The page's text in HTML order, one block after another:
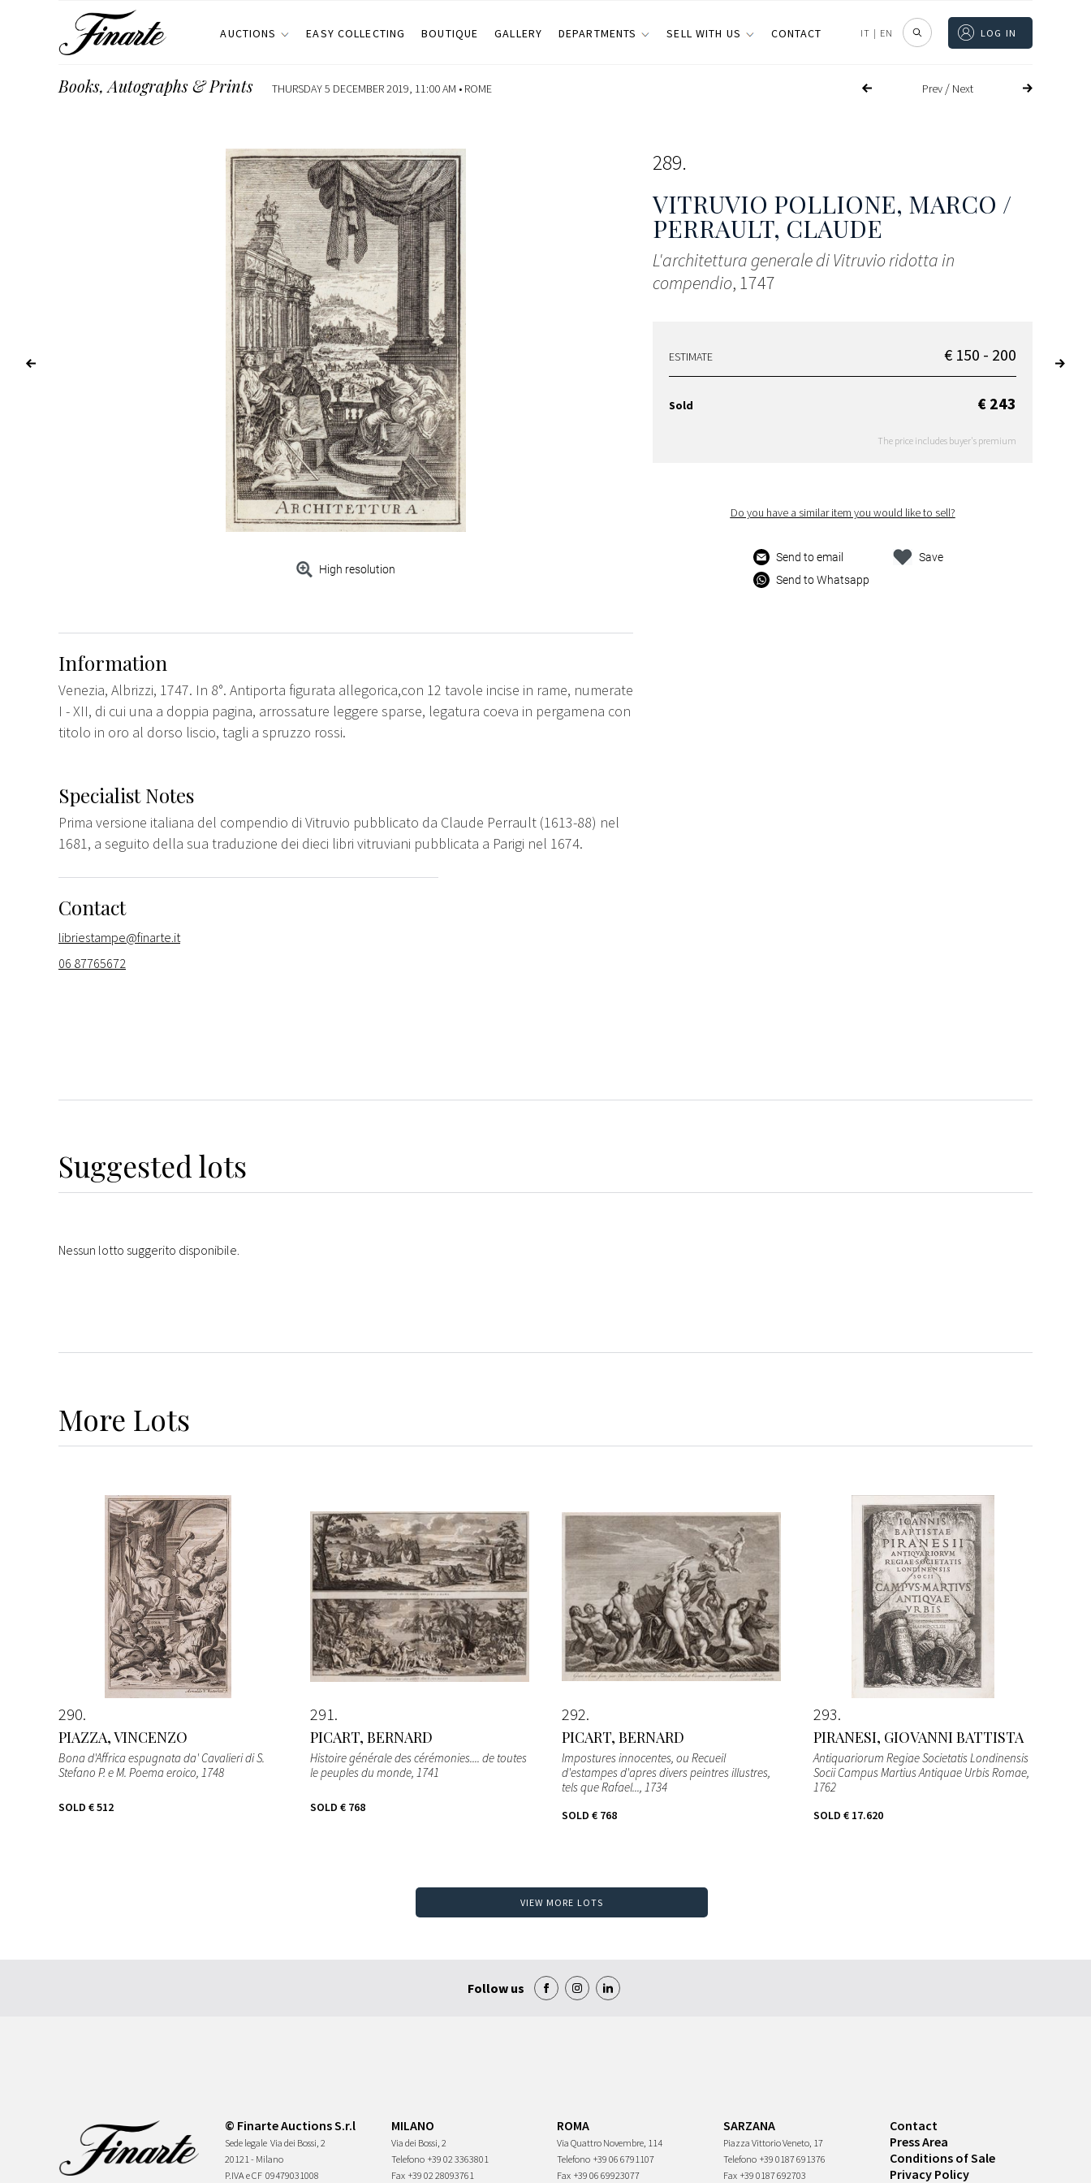
AUCTIONS EASY COLLECTING BOUTIQUE GALLERY DEPARTMENTS SELL WITH US CONTACT IT | EN LOG IN
Prev/ Next
Books, Autographs & Prints THURSDAY 5 DECEMBER 2019, 11:00 AM • ROME
High resolution
289
VITRUVIO POLLIONE, MARCO /
PERRAULT, CLAUDE
L'architettura generale di Vitruvio ridotta in
compendio, 1747
ESTIMATE € 150 - 200
Sold € 243
The price includes buyer's premium
Do you have a similar item you would like to sell?
Send to email
Send to Whatsapp
Save
Information
Venezia, Albrizzi, 1747. In 8°. Antiporta figurata allegorica,con 12 tavole incise in rame, numerate
I - XII, di cui una a doppia pagina, arrossature leggere sparse, legatura coeva in pergamena con
titolo in oro al dorso liscio, tagli a spruzzo rossi.
Specialist Notes
Prima versione italiana del compendio di Vitruvio pubblicato da Claude Perrault (1613-88) nel
1681, a seguito della sua traduzione dei dieci libri vitruviani pubblicata a Parigi nel 1674.
Contact
libriestampe@finarte.it
06 87765672
Suggested lots
Nessun lotto suggerito disponibile.
More Lots
290
PIAZZA, VINCENZO
Bona d'Affrica espugnata da' Cavalieri di S.
Stefano P. e M. Poema eroico, 1748
SOLD € 512
291
PICART, BERNARD
Histoire générale des cérémonies.... de toutes
le peuples du monde, 1741
SOLD € 768
292
PICART, BERNARD
Impostures innocentes, ou Recueil
d'estampes d'apres divers peintres illustres,
tels que Rafael..., 1734
SOLD € 768
293
PIRANESI, GIOVANNI BATTISTA
Antiquariorum Regiae Societatis Londinensis
Socii Campus Martius Antiquae Urbis Romae,
1762
SOLD € 17.620
VIEW MORE LOTS
Follow us
© Finarte Auctions S.r.l
Sede legale Via dei Bossi, 2
20121 - Milano
P.IVA e CF 09479031008
MILANO
Via dei Bossi, 2
Telefono +39 02 3363801
Fax +39 02 28093761
ROMA
Via Quattro Novembre, 114
Telefono +39 06 6791107
Fax +39 06 69923077
SARZANA
Piazza Vittorio Veneto, 17
Telefono +39 0187 691376
Fax +39 0187 692703
Contact
Press Area
Conditions of Sale
Privacy Policy